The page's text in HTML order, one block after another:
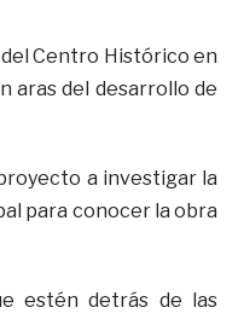
Centro Histórico en
aras del desarrollo de
a investigar la
para conocer la obra
estén detrás de las